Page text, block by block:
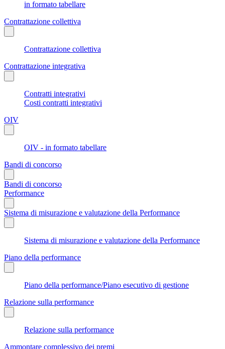
in formato tabellare
Contrattazione collettiva
Contrattazione collettiva
Contrattazione integrativa
Contratti integrativi
Costi contratti integrativi
OIV
OIV - in formato tabellare
Bandi di concorso
Bandi di concorso
Performance
Sistema di misurazione e valutazione della Performance
Sistema di misurazione e valutazione della Performance
Piano della performance
Piano della performance/Piano esecutivo di gestione
Relazione sulla performance
Relazione sulla performance
Ammontare complessivo dei premi